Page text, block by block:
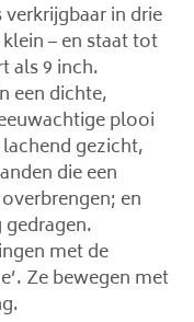
in drie
– en staat tot
als 9 inch.
een dichte,
plooi
gezicht,
die een
en
met de
Ze bewegen met